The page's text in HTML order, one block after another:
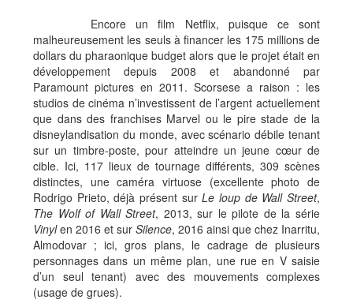
Encore un film Netflix, puisque ce sont
malheureusement les seuls à financer les 175 millions de
dollars du pharaonique budget alors que le projet était en
développement depuis 2008 et abandonné par
Paramount pictures en 2011. Scorsese a raison : les
studios de cinéma n’investissent de l’argent actuellement
que dans des franchises Marvel ou le pire stade de la
disneylandisation du monde, avec scénario débile tenant
sur un timbre-poste, pour atteindre un jeune cœur de
cible. Ici, 117 lieux de tournage différents, 309 scènes
distinctes, une caméra virtuose (excellente photo de
Rodrigo Prieto, déjà présent surLe loup de Wall Street,
The Wolf of Wall Street, 2013, sur le pilote de la série
Vinylen 2016 et sur Silence, 2016 ainsi que chez Inarritu,
Almodovar ; ici, gros plans, le cadrage de plusieurs
personnages dans un même plan, une rue en V saisie
d’un seul tenant) avec des mouvements complexes
(usage de grues).